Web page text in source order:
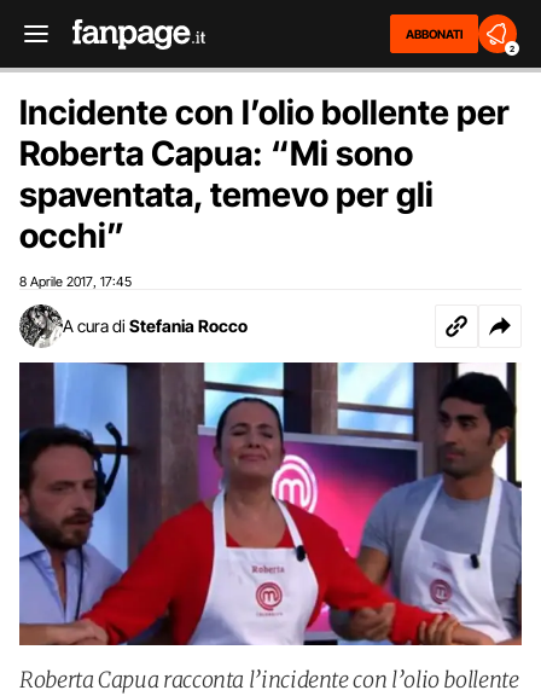
ABBONATI
2
Incidente con l’olio bollente per
Roberta Capua: “Mi sono
spaventata, temevo per gli
occhi”
8 Aprile 2017 17:45
A cura di Stefania Rocco
Roberta Capua racconta l’incidente con l’olio bollente